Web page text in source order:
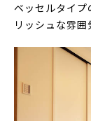
ベッセルタイ
リッシュな雰囲